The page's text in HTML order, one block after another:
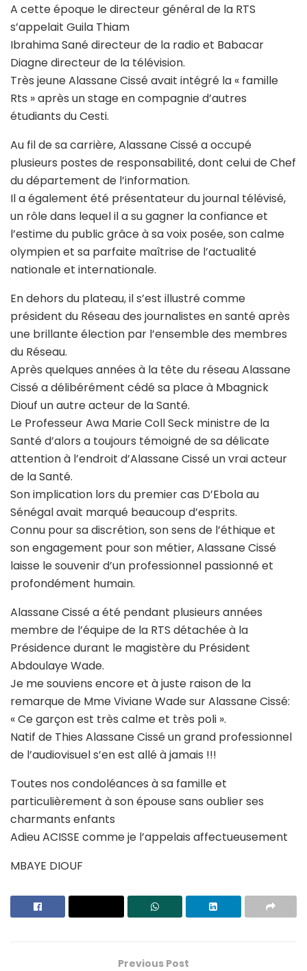
A cette époque le directeur général de la RTS
s’appelait Guila Thiam
Ibrahima Sané directeur de la radio et Babacar
Diagne directeur de la télévision.
Très jeune Alassane Cissé avait intégré la « famille
Rts » après un stage en compagnie d’autres
étudiants du Cesti.
Au fil de sa carrière, Alassane Cissé a occupé
plusieurs postes de responsabilité, dont celui de Chef
du département de l’information.
Il a également été présentateur du journal télévisé,
un rôle dans lequel il a su gagner la confiance et
l’estime du public grâce à sa voix posée, son calme
olympien et sa parfaite maîtrise de l’actualité
nationale et internationale.
En dehors du plateau, il s’est illustré comme
président du Réseau des journalistes en santé après
une brillante élection par l’ensemble des membres
du Réseau.
Après quelques années à la tête du réseau Alassane
Cissé a délibérément cédé sa place à Mbagnick
Diouf un autre acteur de la Santé.
Le Professeur Awa Marie Coll Seck ministre de la
Santé d’alors a toujours témoigné de sa délicate
attention à l’endroit d’Alassane Cissé un vrai acteur
de la Santé.
Son implication lors du premier cas D’Ebola au
Sénégal avait marqué beaucoup d’esprits.
Connu pour sa discrétion, son sens de l’éthique et
son engagement pour son métier, Alassane Cissé
laisse le souvenir d’un professionnel passionné et
profondément humain.
Alassane Cissé a été pendant plusieurs années
membre de l’équipe de la RTS détachée à la
Présidence durant le magistère du Président
Abdoulaye Wade.
Je me souviens encore et à juste raison de la
remarque de Mme Viviane Wade sur Alassane Cissé:
« Ce garçon est très calme et très poli ».
Natif de Thies Alassane Cissé un grand professionnel
de l’audiovisuel s’en est allé à jamais !!!
Toutes nos condoléances à sa famille et
particulièrement à son épouse sans oublier ses
charmants enfants
Adieu ACISSE comme je l’appelais affectueusement
MBAYE DIOUF
Previous Post